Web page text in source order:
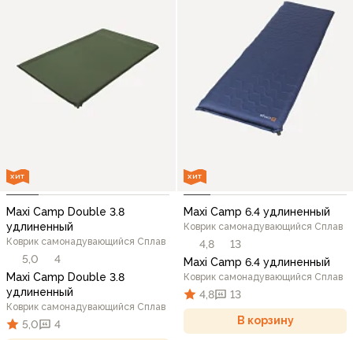
ХИТ
Maxi Camp Double 3.8
удлиненный
Коврик самонадувающийся Сплав
5,0
4
Maxi Camp Double 3.8
удлиненный
Коврик самонадувающийся Сплав
5,0 4
ХИТ
Maxi Camp 6.4 удлиненный
Коврик самонадувающийся Сплав
4,8
13
Maxi Camp 6.4 удлиненный
Коврик самонадувающийся Сплав
4,8 13
В корзину